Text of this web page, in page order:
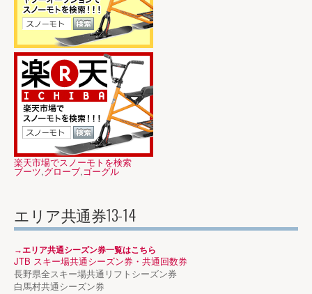
楽天市場でスノーモトを検索
ブーツ,グローブ,ゴーグル
エリア共通券13-14
→エリア共通シーズン券一覧はこちら
JTB スキー場共通シーズン券・共通回数券
長野県全スキー場共通リフトシーズン券
白馬村共通シーズン券